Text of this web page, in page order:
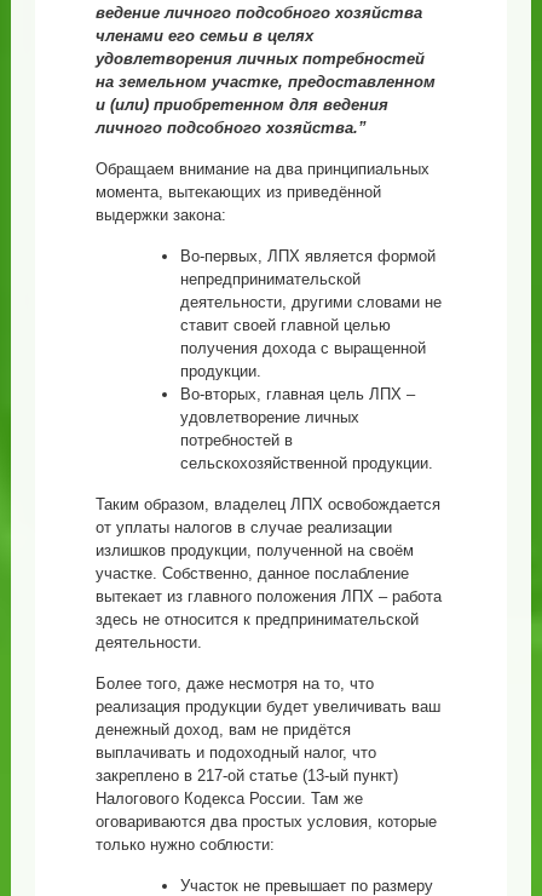
ведение личного подсобного хозяйства
членами его семьи в целях
удовлетворения личных потребностей
на земельном участке, предоставленном
и (или) приобретенном для ведения
личного подсобного хозяйства.”
Обращаем внимание на два принципиальных
момента, вытекающих из приведённой
выдержки закона:
Во-первых, ЛПХ является формой
непредпринимательской
деятельности, другими словами не
ставит своей главной целью
получения дохода с выращенной
продукции.
Во-вторых, главная цель ЛПХ –
удовлетворение личных
потребностей в
сельскохозяйственной продукции.
Таким образом, владелец ЛПХ освобождается
от уплаты налогов в случае реализации
излишков продукции, полученной на своём
участке. Собственно, данное послабление
вытекает из главного положения ЛПХ – работа
здесь не относится к предпринимательской
деятельности.
Более того, даже несмотря на то, что
реализация продукции будет увеличивать ваш
денежный доход, вам не придётся
выплачивать и подоходный налог, что
закреплено в 217-ой статье (13-ый пункт)
Налогового Кодекса России. Там же
оговариваются два простых условия, которые
только нужно соблюсти:
Участок не превышает по размеру